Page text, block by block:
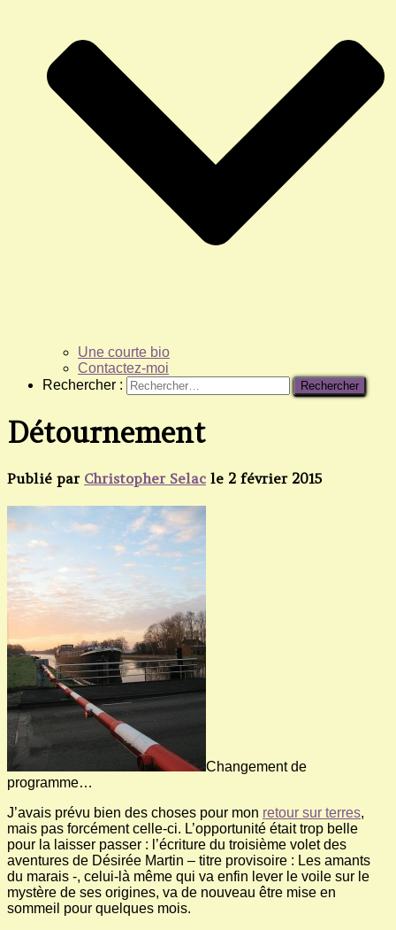
Une courte bio
Contactez-moi
Rechercher :
Détournement
Publié par Christopher Selac le 2 février 2015
Changement de
programme…
J’avais prévu bien des choses pour mon retour sur terres,
mais pas forcément celle-ci. L’opportunité était trop belle
pour la laisser passer : l’écriture du troisième volet des
aventures de Désirée Martin – titre provisoire : Les amants
du marais -, celui-là même qui va enfin lever le voile sur le
mystère de ses origines, va de nouveau être mise en
sommeil pour quelques mois.